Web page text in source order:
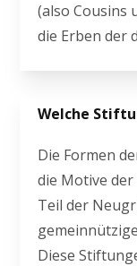
(also Cousins
die Erben der
Welche
Die Formen
die Motive
Teil der
Diese